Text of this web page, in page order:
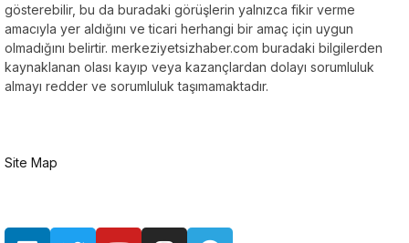
gösterebilir, bu da buradaki görüşlerin yalnızca fikir verme
amacıyla yer aldığını ve ticari herhangi bir amaç için uygun
olmadığını belirtir. merkeziyetsizhaber.com buradaki bilgilerden
kaynaklanan olası kayıp veya kazançlardan dolayı sorumluluk
almayı redder ve sorumluluk taşımamaktadır.
Site Map